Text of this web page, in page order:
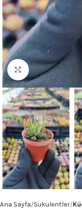
Click to enlarge
Ana Sayfa Sukulentler